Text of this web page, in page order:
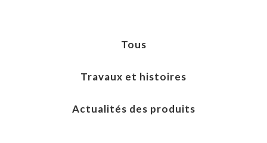
Tous
Travaux et histoires
Actualités des produits